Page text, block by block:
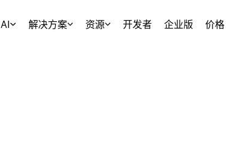
AI 解决方案 资源 开发者 企业版 价格